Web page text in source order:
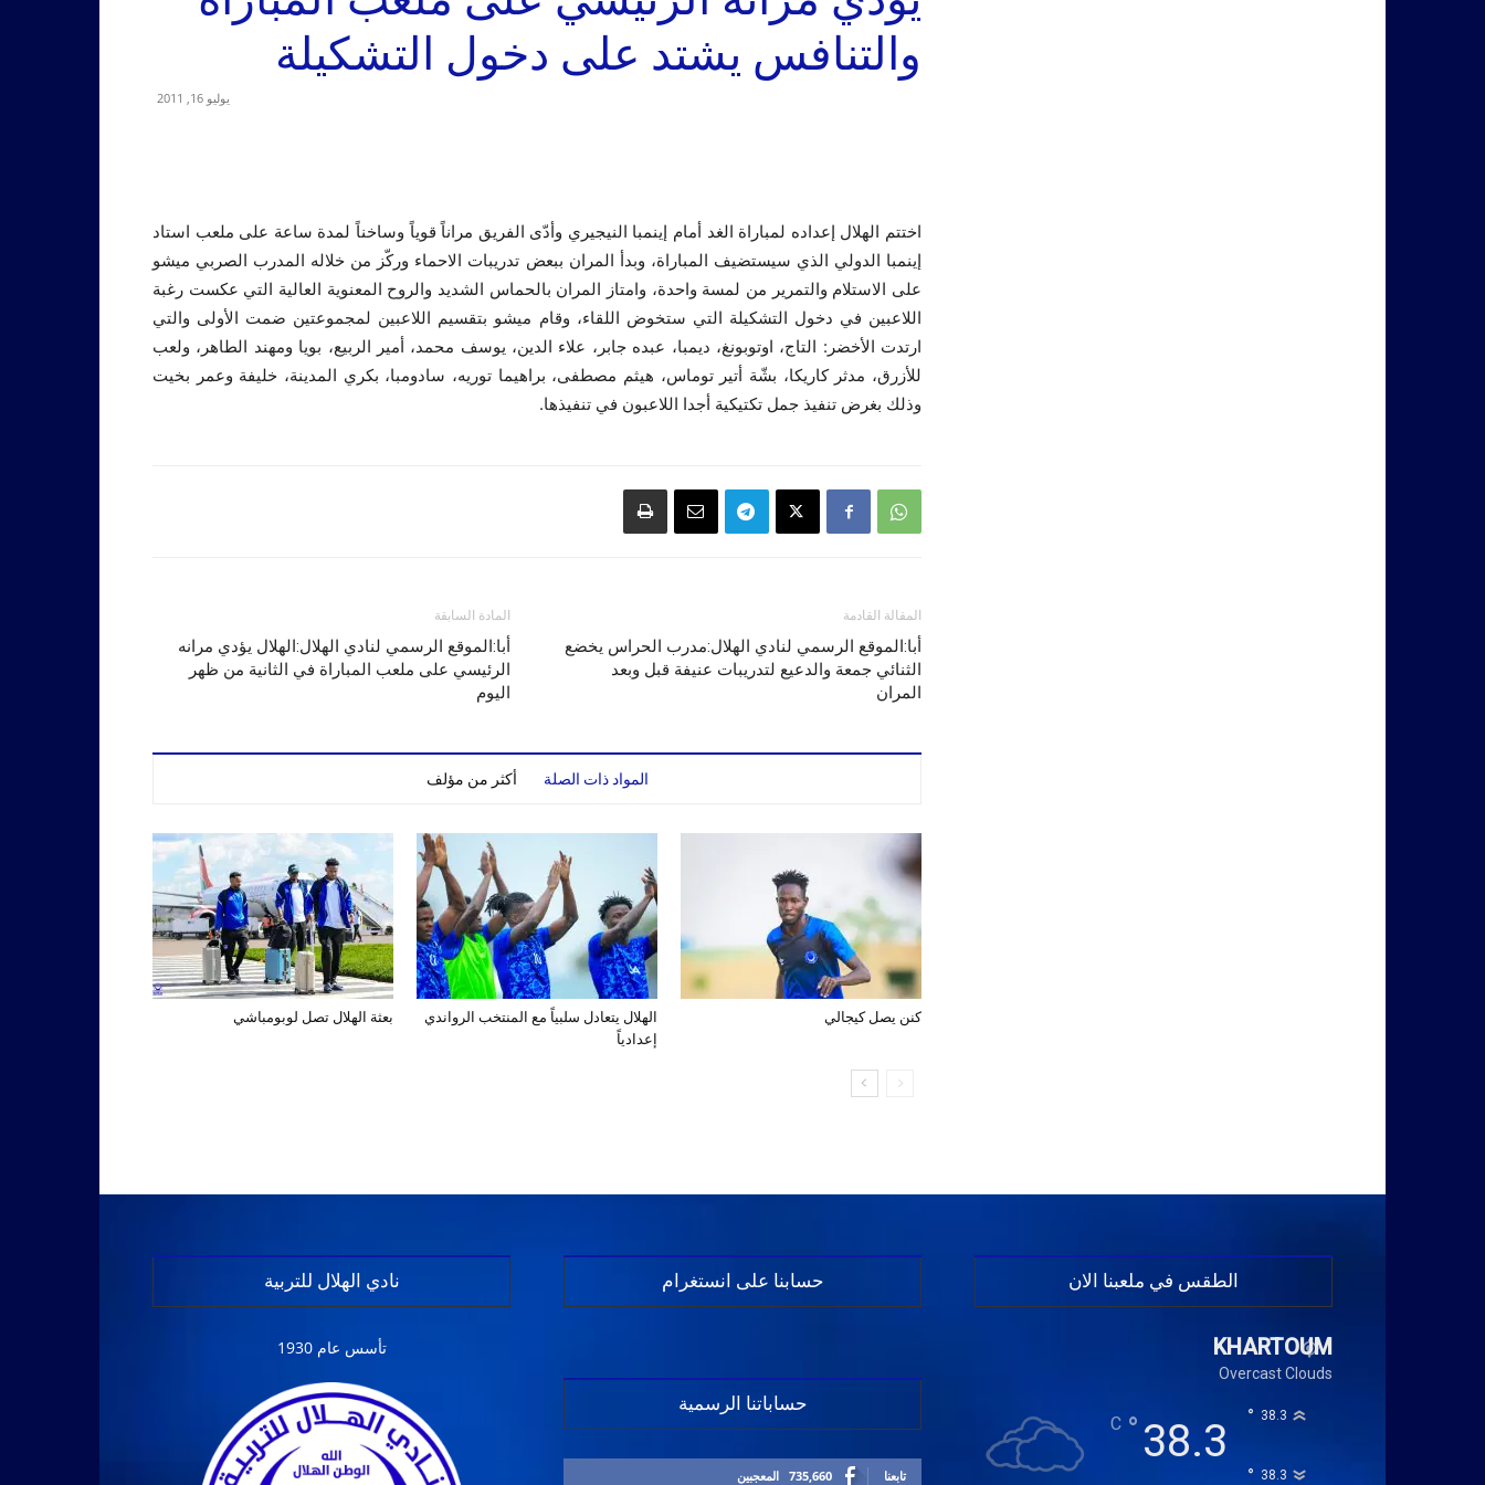
والتنافس يشتد على دخول التشكيلة
يوليو 16, 2011
اختتم الهلال إعداده لمباراة الغد أمام إينمبا النيجيري وأدّى الفريق مراناً قوياً وساخناً لمدة ساعة على ملعب استاد
إينمبا الدولي الذي سيستضيف المباراة، وبدأ المران ببعض تدريبات الاحماء وركّز من خلاله المدرب الصربي ميشو
على الاستلام والتمرير من لمسة واحدة، وامتاز المران بالحماس الشديد والروح المعنوية العالية التي عكست رغبة
اللاعبين في دخول التشكيلة التي ستخوض اللقاء، وقام ميشو بتقسيم اللاعبين لمجموعتين ضمت الأولى والتي
ارتدت الأخضر: التاج، اوتوبونغ، ديمبا، عبده جابر، علاء الدين، يوسف محمد، أمير الربيع، بويا ومهند الطاهر، ولعب
للأزرق، مدثر كاريكا، بشّة أتير توماس، هيثم مصطفى، براهيما توريه، سادومبا، بكري المدينة، خليفة وعمر بخيت
وذلك بغرض تنفيذ جمل تكتيكية أجدا اللاعبون في تنفيذها.
المادة السابقة
أبا:الموقع الرسمي لنادي الهلال:الهلال يؤدي مرانه
الرئيسي على ملعب المباراة في الثانية من ظهر
اليوم
المقالة القادمة
أبا:الموقع الرسمي لنادي الهلال:مدرب الحراس يخضع
الثنائي جمعة والدعيع لتدريبات عنيفة قبل وبعد
المران
المواد ذات الصلة أكثر من مؤلف
بعثة الهلال تصل لوبومباشي
الهلال يتعادل سلبياً مع المنتخب الرواندي
إعدادياً
كنن يصل كيجالي
نادي الهلال للتربية
تأسس عام 1930
حسابنا على انستغرام
حساباتنا الرسمية
735,660 المعجبين تابعنا
الطقس في ملعبنا الان
KHARTOUM
Overcast Clouds
38.3
°
C 38.3
°
38.3
°